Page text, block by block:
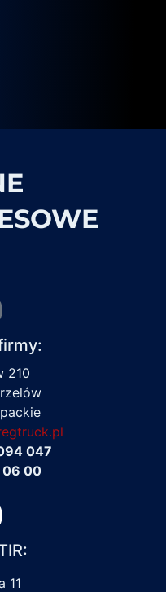
210
047
06 00
11